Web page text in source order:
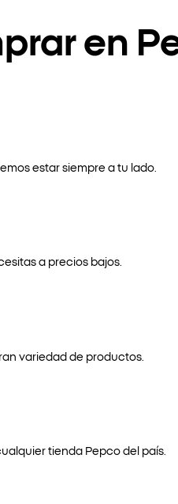
en
estar siempre a tu lado.
a precios bajos.
variedad de productos.
tienda Pepco del país.